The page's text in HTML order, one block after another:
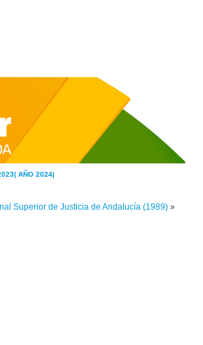
AÑO 2024|
Superior de Justicia de Andalucía (1989) »